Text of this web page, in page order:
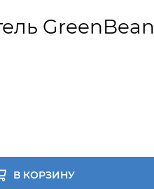
GreenBean
В КОРЗИНУ